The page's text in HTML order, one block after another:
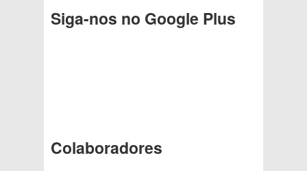
Siga-nos no Google Plus
Colaboradores